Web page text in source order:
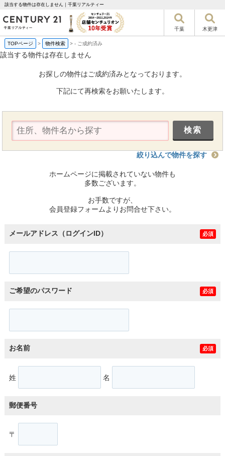
該当する物件は存在しません｜千葉リアルティー
千葉 木更津
TOPページ > 物件検索 >- ご成約済み
該当する物件は存在しません
お探しの物件はご成約済みとなっております。
下記にて再検索をお願いたします。
絞り込んで物件を探す
ホームページに掲載されていない物件も
多数ございます。
お手数ですが、
会員登録フォームよりお問合せ下さい。
メールアドレス（ログインID） 必須
ご希望のパスワード 必須
お名前 必須
姓 名
郵便番号
〒